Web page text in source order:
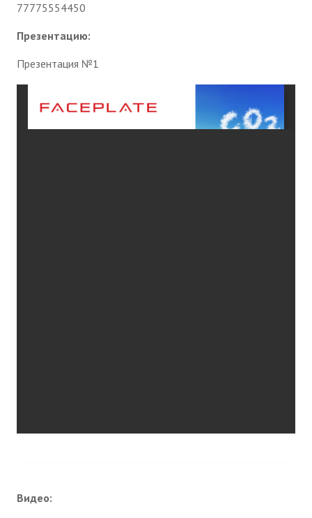
77775554450
Презентацию:
Презентация №1
Видео: